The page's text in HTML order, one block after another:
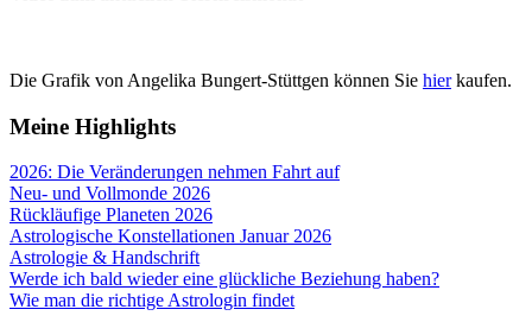
Die Grafik von Angelika Bungert-Stüttgen können Sie hierkaufen.
Meine Highlights
2026: Die Veränderungen nehmen Fahrt auf
Neu- und Vollmonde 2026
Rückläufige Planeten 2026
Astrologische Konstellationen Januar 2026
Astrologie & Handschrift
Werde ich bald wieder eine glückliche Beziehung haben?
Wie man die richtige Astrologin findet